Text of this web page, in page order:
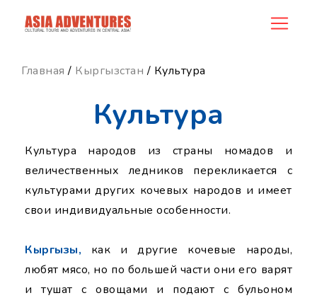
ncategory_id
Главная / Кыргызстан / Культура
Культура
Культура народов из страны номадов и
величественных ледников перекликается с
культурами других кочевых народов и имеет
свои индивидуальные особенности.
Кыргызы, как и другие кочевые народы,
любят мясо, но по большей части они его варят
и тушат с овощами и подают с бульоном